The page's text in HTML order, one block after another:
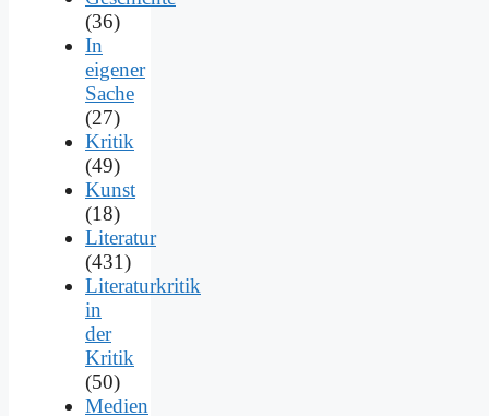
(36)
In
eigener
Sache
(27)
Kritik
(49)
Kunst
(18)
Literatur
(431)
Literaturkritik
in
der
Kritik
(50)
Medien